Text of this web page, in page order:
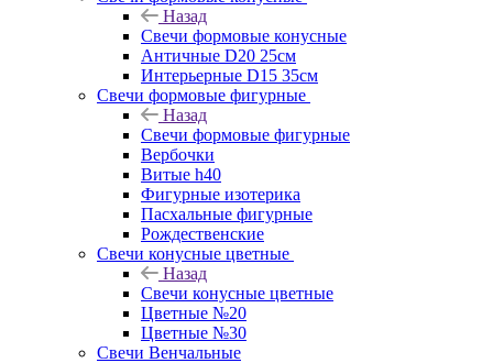
Назад
Свечи формовые конусные
Античные D20 25см
Интерьерные D15 35см
Свечи формовые фигурные
Назад
Свечи формовые фигурные
Вербочки
Витые h40
Фигурные изотерика
Пасхальные фигурные
Рождественские
Свечи конусные цветные
Назад
Свечи конусные цветные
Цветные №20
Цветные №30
Свечи Венчальные